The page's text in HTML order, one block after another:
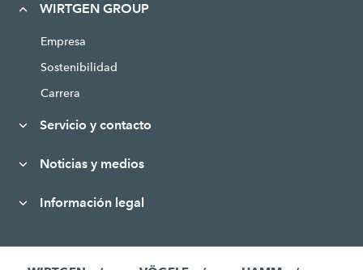
WIRTGEN GROUP
Empresa
Sostenibilidad
Carrera
Servicio y contacto
Noticias y medios
Información legal